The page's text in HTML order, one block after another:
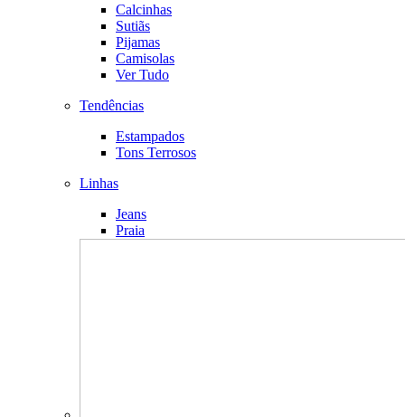
Calcinhas
Sutiãs
Pijamas
Camisolas
Ver Tudo
Tendências
Estampados
Tons Terrosos
Linhas
Jeans
Praia